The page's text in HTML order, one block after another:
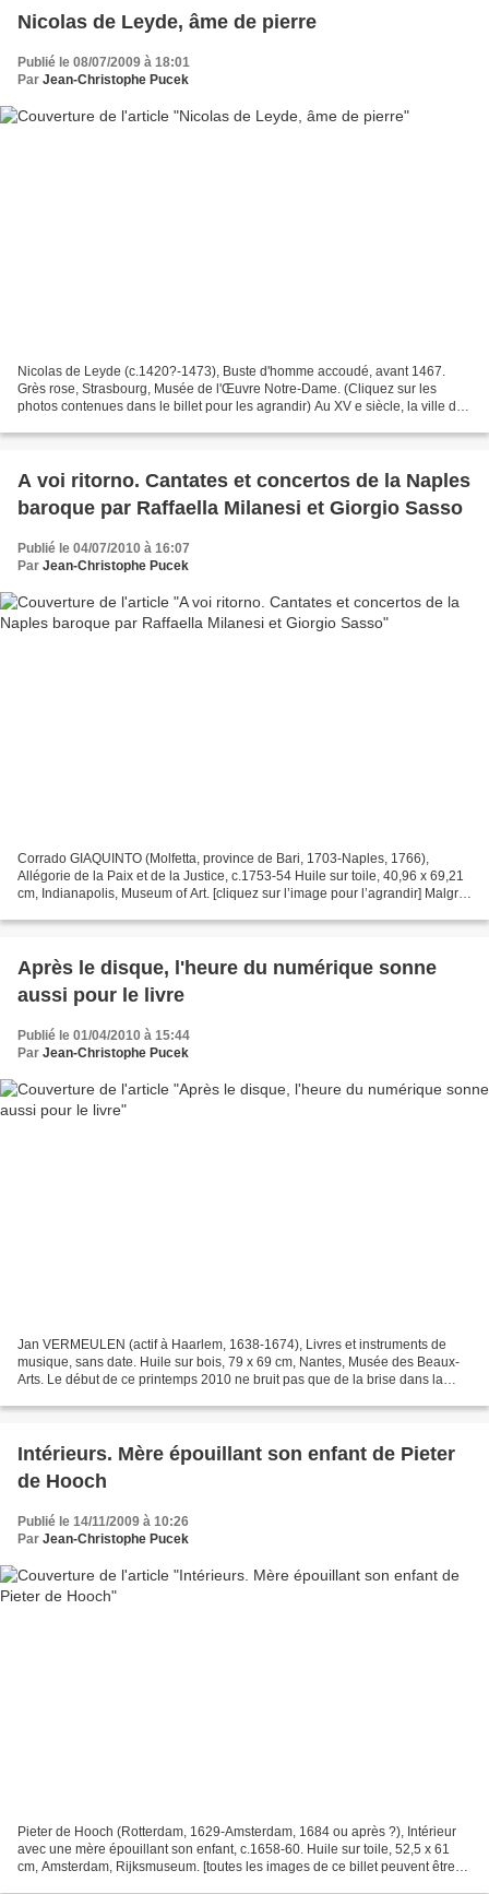
Nicolas de Leyde, âme de pierre
Publié le 08/07/2009 à 18:01
Par Jean-Christophe Pucek
Nicolas de Leyde (c.1420?-1473), Buste d'homme accoudé, avant 1467.
Grès rose, Strasbourg, Musée de l'Œuvre Notre-Dame. (Cliquez sur les
photos contenues dans le billet pour les agrandir) Au XV e siècle, la ville de
A voi ritorno. Cantates et concertos de la Naples
baroque par Raffaella Milanesi et Giorgio Sasso
Publié le 04/07/2010 à 16:07
Par Jean-Christophe Pucek
Corrado GIAQUINTO (Molfetta, province de Bari, 1703-Naples, 1766),
Allégorie de la Paix et de la Justice, c.1753-54 Huile sur toile, 40,96 x 69,21
cm, Indianapolis, Museum of Art. [cliquez sur l’image pour l’agrandir] Malgré
Après le disque, l'heure du numérique sonne
aussi pour le livre
Publié le 01/04/2010 à 15:44
Par Jean-Christophe Pucek
Jan VERMEULEN (actif à Haarlem, 1638-1674), Livres et instruments de
musique, sans date. Huile sur bois, 79 x 69 cm, Nantes, Musée des Beaux-
Arts. Le début de ce printemps 2010 ne bruit pas que de la brise dans la
Intérieurs. Mère épouillant son enfant de Pieter
de Hooch
Publié le 14/11/2009 à 10:26
Par Jean-Christophe Pucek
Pieter de Hooch (Rotterdam, 1629-Amsterdam, 1684 ou après ?), Intérieur
avec une mère épouillant son enfant, c.1658-60. Huile sur toile, 52,5 x 61
cm, Amsterdam, Rijksmuseum. [toutes les images de ce billet peuvent être